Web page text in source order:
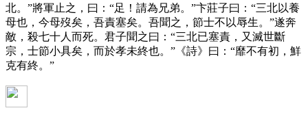
北。”將軍止之，曰：“足！請為兄弟。”卞莊子曰：“三北以養
母也，今母歿矣，吾責塞矣。吾聞之，節士不以辱生。”遂奔
敵，殺七十人而死。君子聞之曰：“三北已塞責，又滅世斷
宗，士節小具矣，而於孝未終也。”《詩》曰：“靡不有初，鮮
克有終。”